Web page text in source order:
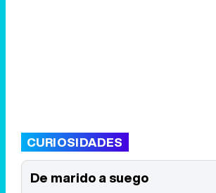
CURIOSIDADES
De marido a suego